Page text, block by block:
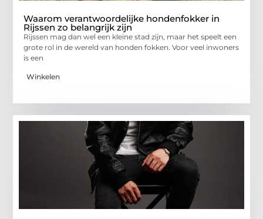
Waarom verantwoordelijke hondenfokker in
Rijssen zo belangrijk zijn
Rijssen mag dan wel een kleine stad zijn, maar het speelt een
grote rol in de wereld van honden fokken. Voor veel inwoners
is een
Winkelen